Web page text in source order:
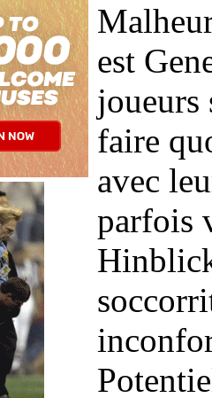
est
joueurs
faire
avec
parfois